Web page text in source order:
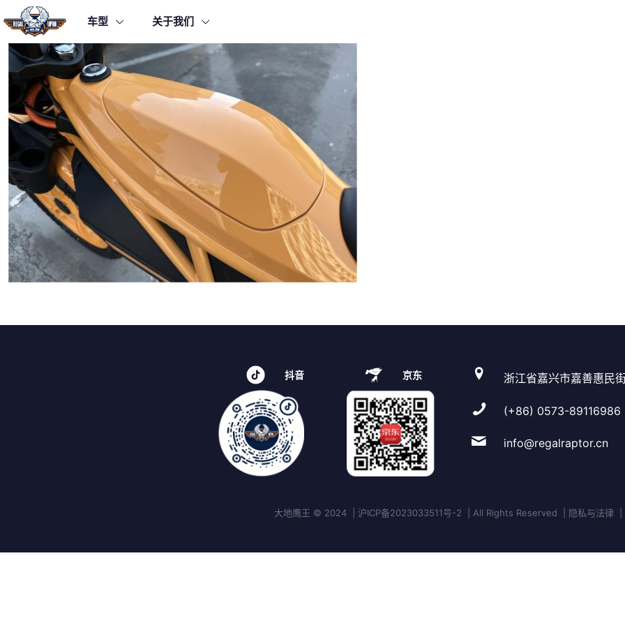
车型 关于我们
抖音 京东 浙江省嘉兴市嘉善惠民
(+86) 0573-89116986
info@regalraptor.cn
大地鹰王 © 2024 | 沪ICP备2023033511号-2 | All Rights Reserved | 隐私与法律 |